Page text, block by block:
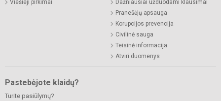
Viešieji pirkimai
Dažniausiai užduodami klausimai
Pranešėjų apsauga
Korupcijos prevencija
Civilinė sauga
Teisinė informacija
Atviri duomenys
Pastebėjote klaidų?
Turite pasiūlymų?